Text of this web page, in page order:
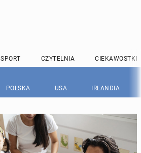
SPORT CZYTELNIA CIEKAWOSTKI
POLSKA USA IRLANDIA